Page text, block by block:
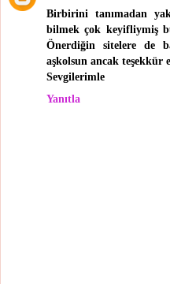
Birbirini tanımadan
bilmek çok keyifliymiş
Önerdiğin sitelere de
aşkolsun ancak teşekkür
Sevgilerimle
Yanıtla